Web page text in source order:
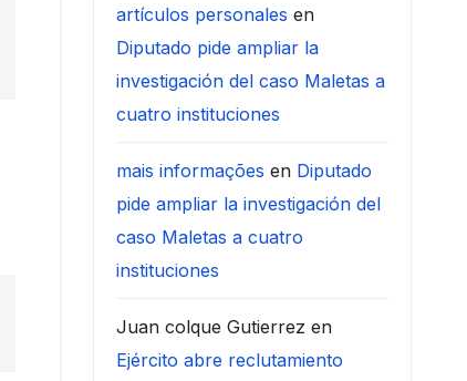
artículos personales en
Diputado pide ampliar la
investigación del caso Maletas a
cuatro instituciones
mais informações en Diputado
pide ampliar la investigación del
caso Maletas a cuatro
instituciones
Juan colque Gutierrez en
Ejército abre reclutamiento